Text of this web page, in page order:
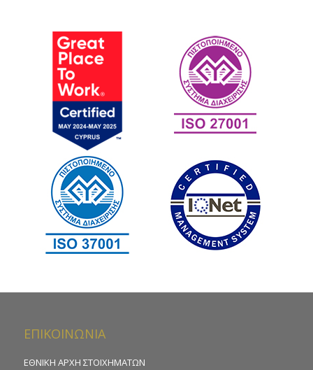
ΕΠΙΚΟΙΝΩΝΙΑ
ΕΘΝΙΚΗ ΑΡΧΗ ΣΤΟΙΧΗΜΑΤΩΝ